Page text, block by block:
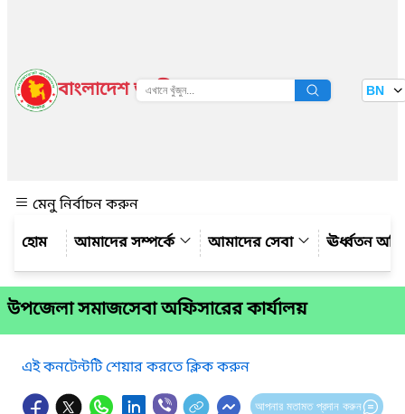
বাংলাদেশ জাতীয় তথ্য বাতায়ন BN
মেনু নির্বাচন করুন
আমাদের সম্পর্কে
আমাদের সেবা ঊর্ধ্বতন
উপজেলা সমাজসেবা অফিসারের কার্যালয়
এই কনটেন্টটি শেয়ার করতে ক্লিক করুন
আপনার মতামত প্রদান করুন